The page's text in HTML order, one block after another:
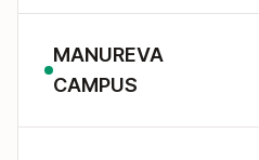
MANUREVA
CAMPUS